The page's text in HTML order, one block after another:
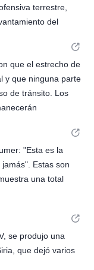
terrestre,
del
que el estrecho de
y que ninguna parte
de tránsito. Los
"Esta es la
Estas son
una total
se produjo una
que dejó varios